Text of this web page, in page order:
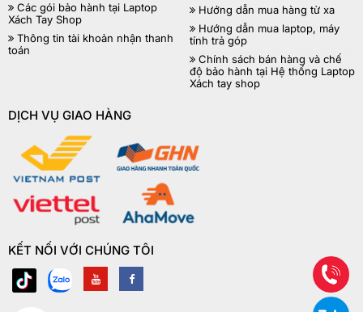
Các gói bảo hành tại Laptop
Xách Tay Shop
Thông tin tài khoản nhận thanh
toán
Hướng dẫn mua hàng từ xa
Hướng dẫn mua laptop, máy
tính trả góp
Chính sách bán hàng và chế
độ bảo hành tại Hệ thống Laptop
Xách tay shop
DỊCH VỤ GIAO HÀNG
KẾT NỐI VỚI CHÚNG TÔI